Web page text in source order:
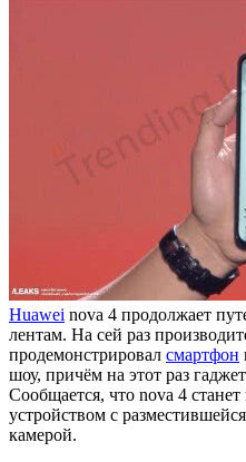
Huawei nova 4 продолжает
лентам. На сей раз
продемонстрировал смартфон
шоу, причём на этот раз
Сообщается, что nova 4
устройством с
камерой.